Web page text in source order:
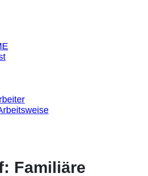
Familiäre